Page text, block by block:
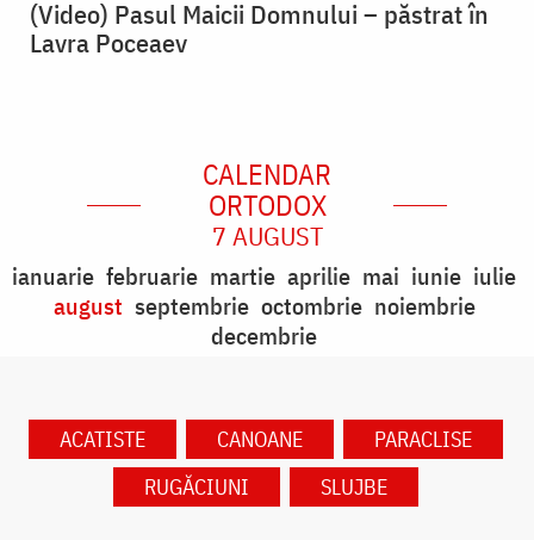
(Video) Pasul Maicii Domnului – păstrat în
Lavra Poceaev
CALENDAR
ORTODOX
7 AUGUST
ianuarie februarie martie aprilie mai iunie iulie
august septembrie octombrie noiembrie
decembrie
ACATISTE CANOANE
PARACLISE
RUGĂCIUNI
SLUJBE